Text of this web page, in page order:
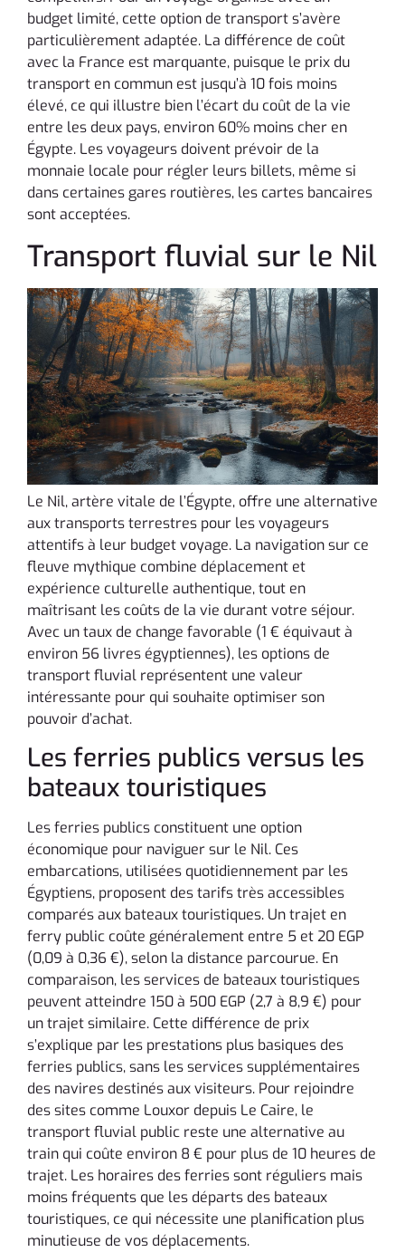
budget limité, cette option de transport s’avère
particulièrement adaptée. La différence de coût
avec la France est marquante, puisque le prix du
transport en commun est jusqu’à 10 fois moins
élevé, ce qui illustre bien l’écart du coût de la vie
entre les deux pays, environ 60% moins cher en
Égypte. Les voyageurs doivent prévoir de la
monnaie locale pour régler leurs billets, même si
dans certaines gares routières, les cartes bancaires
sont acceptées.
Transport fluvial sur le Nil
Le Nil, artère vitale de l’Égypte, offre une alternative
aux transports terrestres pour les voyageurs
attentifs à leur budget voyage. La navigation sur ce
fleuve mythique combine déplacement et
expérience culturelle authentique, tout en
maîtrisant les coûts de la vie durant votre séjour.
Avec un taux de change favorable (1 € équivaut à
environ 56 livres égyptiennes), les options de
transport fluvial représentent une valeur
intéressante pour qui souhaite optimiser son
pouvoir d’achat.
Les ferries publics versus les
bateaux touristiques
Les ferries publics constituent une option
économique pour naviguer sur le Nil. Ces
embarcations, utilisées quotidiennement par les
Égyptiens, proposent des tarifs très accessibles
comparés aux bateaux touristiques. Un trajet en
ferry public coûte généralement entre 5 et 20 EGP
(0,09 à 0,36 €), selon la distance parcourue. En
comparaison, les services de bateaux touristiques
peuvent atteindre 150 à 500 EGP (2,7 à 8,9 €) pour
un trajet similaire. Cette différence de prix
s’explique par les prestations plus basiques des
ferries publics, sans les services supplémentaires
des navires destinés aux visiteurs. Pour rejoindre
des sites comme Louxor depuis Le Caire, le
transport fluvial public reste une alternative au
train qui coûte environ 8 € pour plus de 10 heures de
trajet. Les horaires des ferries sont réguliers mais
moins fréquents que les départs des bateaux
touristiques, ce qui nécessite une planification plus
minutieuse de vos déplacements.